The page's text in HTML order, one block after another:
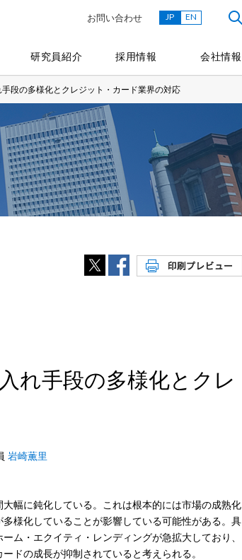
研究員紹介 採用情報 会社情報
お問い合わせ JP EN
段の多様化とクレジット・カード業界の対応
れ手段の多様化とクレ
岩崎薫里
幅に鈍化している。これは根本的には市場の成熟化
様化していることが影響している可能性がある。具
ム・エクイティ・レンディングが急拡大しており、
ドの成長が抑制されていると考えられる。